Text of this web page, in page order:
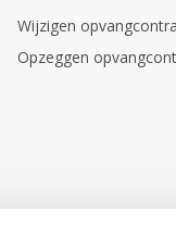
Wijzigen
Opzeggen